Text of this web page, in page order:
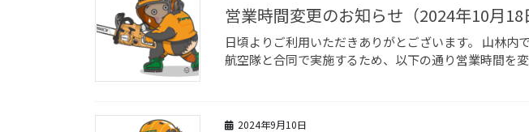
営業時間変更のお知らせ（2024年10月18
日頃よりご利用いただきありがとございます。 山林
航空隊と合同で実施するため、以下の通り営業時間
2024年9月10日